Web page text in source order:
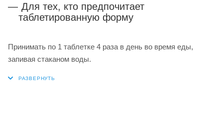
Для тех, кто предпочитает
таблетированную форму
Принимать по 1 таблетке 4 раза в день во время еды,
запивая стаканом воды.